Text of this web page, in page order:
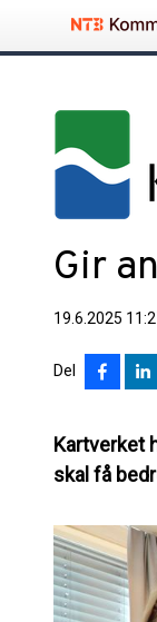
Gir
19.6.2025
Del
Kartverket
skal få